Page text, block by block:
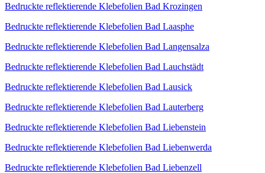
Bedruckte reflektierende Klebefolien Bad Krozingen
Bedruckte reflektierende Klebefolien Bad Laasphe
Bedruckte reflektierende Klebefolien Bad Langensalza
Bedruckte reflektierende Klebefolien Bad Lauchstädt
Bedruckte reflektierende Klebefolien Bad Lausick
Bedruckte reflektierende Klebefolien Bad Lauterberg
Bedruckte reflektierende Klebefolien Bad Liebenstein
Bedruckte reflektierende Klebefolien Bad Liebenwerda
Bedruckte reflektierende Klebefolien Bad Liebenzell